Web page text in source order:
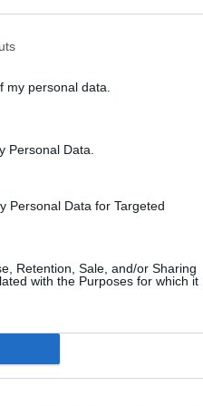
my personal data.
Personal Data.
Personal Data for Targeted
Retention, Sale, and/or Sharing
with the Purposes for which it